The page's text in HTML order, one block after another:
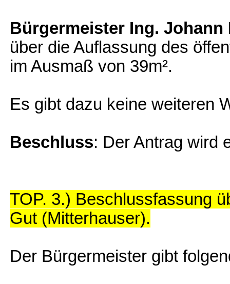
Bürgermeister Ing. Johann
über die Auflassung des
im Ausmaß von 39m².
Es gibt dazu keine weiteren
Beschluss: Der Antrag wird
TOP. 3.) Beschlussfassung
Gut (Mitterhauser).
Der Bürgermeister gibt